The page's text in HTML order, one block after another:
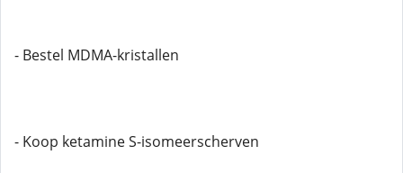
- Bestel MDMA-kristallen
- Koop ketamine S-isomeerscherven